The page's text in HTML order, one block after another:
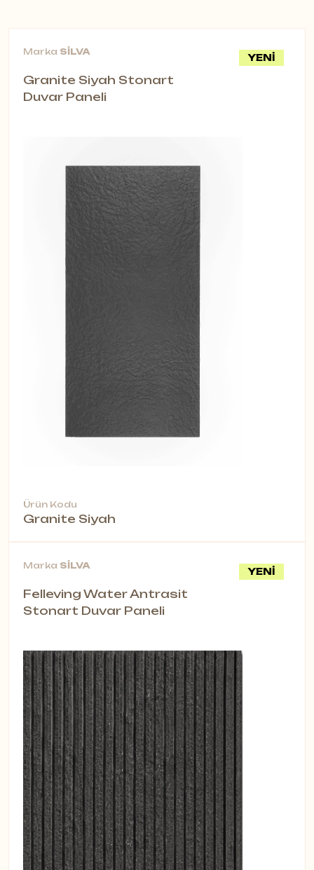
YENİ
Marka SİLVA
Granite Siyah Stonart
Duvar Paneli
Ürün Kodu
Granite Siyah
YENİ
Marka SİLVA
Felleving Water Antrasit
Stonart Duvar Paneli